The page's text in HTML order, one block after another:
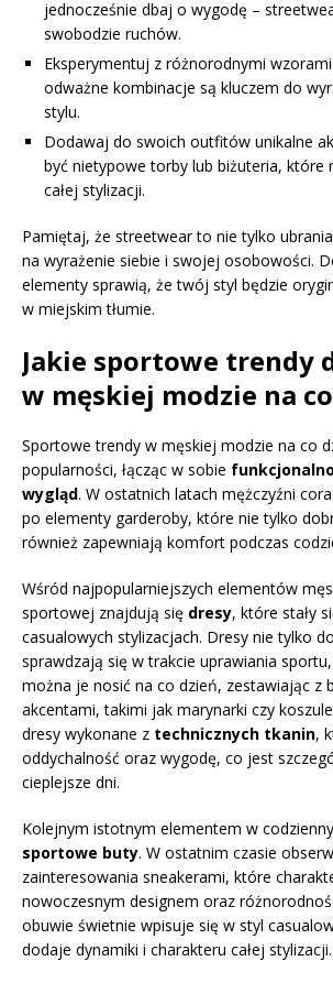
jednocześnie dbaj o wygodę –
swobodzie ruchów.
Eksperymentuj z różnorodnymi
odważne kombinacje są kluczem do
stylu.
Dodawaj do swoich outfitów unikalne
być nietypowe torby lub biżuteria, które
całej stylizacji.
Pamiętaj, że streetwear to nie tylko
na wyrażenie siebie i swojej osobowości.
elementy sprawią, że twój styl będzie
w miejskim tłumie.
Jakie sportowe trendy
w męskiej modzie na
Sportowe trendy w męskiej modzie na co
popularności, łącząc w sobie
wygląd. W ostatnich latach mężczyźni
po elementy garderoby, które nie tylko
również zapewniają komfort podczas
Wśród najpopularniejszych elementów
sportowej znajdują się dresy, które stały
casualowych stylizacjach. Dresy nie tylko
sprawdzają się w trakcie uprawiania
można je nosić na co dzień, zestawiając z
akcentami, takimi jak marynarki czy
dresy wykonane z technicznych tkanin,
oddychalność oraz wygodę, co jest
cieplejsze dni.
Kolejnym istotnym elementem w
sportowe buty. W ostatnim czasie
zainteresowania sneakerami, które
nowoczesnym designem oraz
obuwie świetnie wpisuje się w styl
dodaje dynamiki i charakteru całej stylizacji.